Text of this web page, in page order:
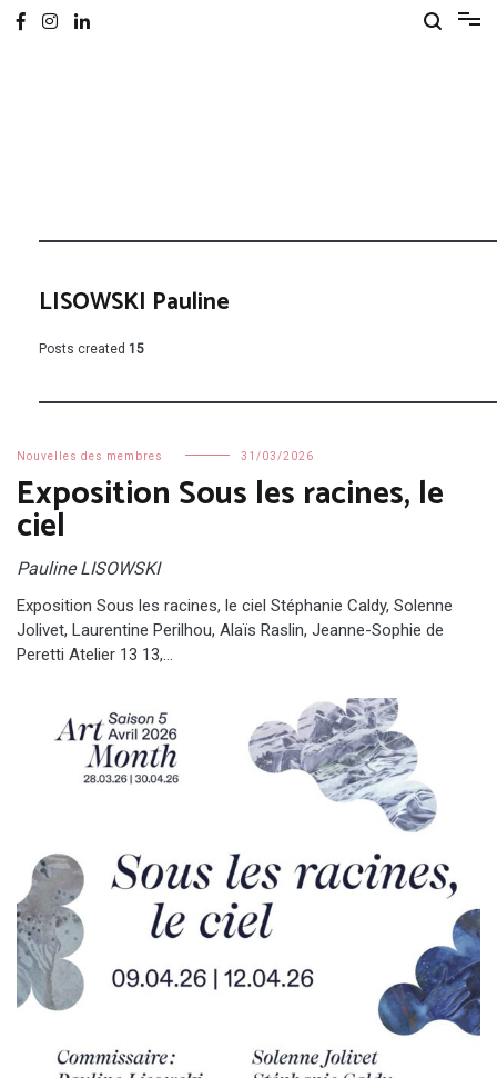
LISOWSKI Pauline
Posts created 15
Nouvelles des membres 31/03/2026
Exposition Sous les racines, le
ciel
Pauline LISOWSKI
Exposition Sous les racines, le ciel Stéphanie Caldy, Solenne
Jolivet, Laurentine Perilhou, Alaïs Raslin, Jeanne-Sophie de
Peretti Atelier 13 13,…